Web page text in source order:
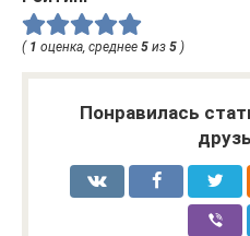
( 1 оценка, среднее 5 из 5 )
Понравилась